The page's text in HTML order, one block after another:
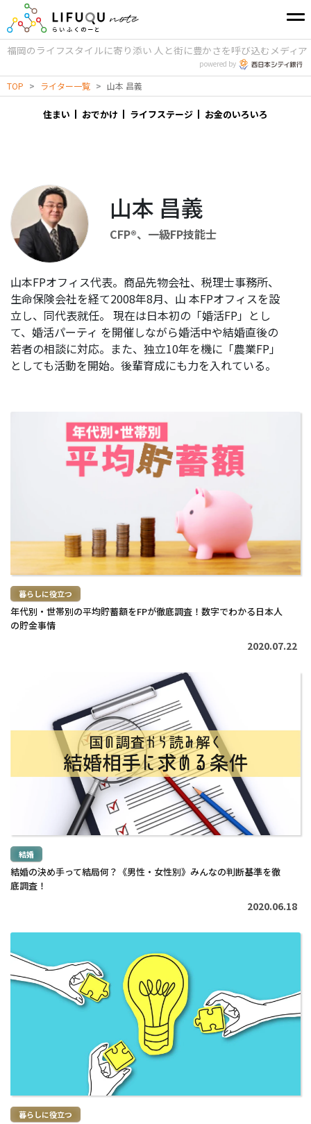
福岡のライフスタイルに寄り添い 人と街に豊かさを呼び込むメディア
powered by
TOP > ライター一覧 > 山本 昌義
住まい おでかけ ライフステージ お金のいろいろ
山本 昌義
CFP®、一級FP技能士
山本FPオフィス代表。商品先物会社、税理士事務所、
生命保険会社を経て2008年8月、山 本FPオフィスを設
立し、同代表就任。 現在は日本初の「婚活FP」とし
て、婚活パーティ を開催しながら婚活中や結婚直後の
若者の相談に対応。また、独立10年を機に「農業FP」
としても活動を開始。後輩育成にも力を入れている。
暮らしに役立つ
年代別・世帯別の平均貯蓄額をFPが徹底調査！数字でわかる日本人
の貯金事情
2020.07.22
読
結婚
結婚の決め手って結局何？《男性・女性別》みんなの判断基準を徹
底調査！
2020.06.18
き
を
暮らしに役立つ